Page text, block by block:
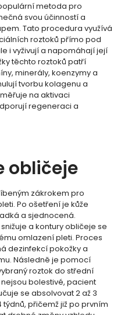
metoda pro
svou účinností a
Tato procedura využívá
roztoků přímo pod
i vyživují a napomáhají její
těchto roztoků patří
minerály, koenzymy a
tvorbu kolagenu a
na aktivaci
regeneraci a
obličeje
zákrokem pro
Po ošetření je kůže
a sjednocená.
a kontury obličeje se
omlazení pleti. Proces
dezinfekcí pokožky a
Následně je pomocí
roztok do střední
nejsou bolestivé, pacient
se absolvovat 2 až 3
přičemž již po prvním